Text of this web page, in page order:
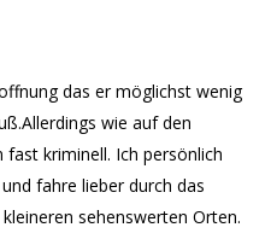
das er möglichst wenig
wie auf den
kriminell. Ich persönlich
fahre lieber durch das
sehenswerten Orten.